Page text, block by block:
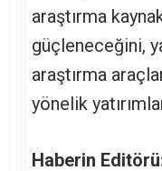
araştırma
güçleneceğini,
araştırma
yönelik
Haberin